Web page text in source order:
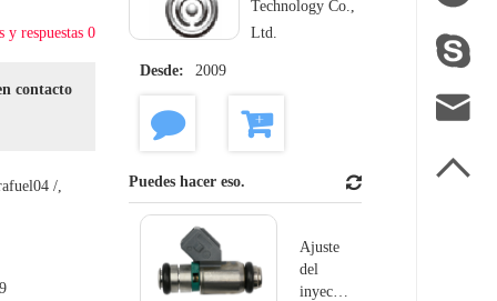



y respuestas 0
contacto
/,
Technology Co.,
Ltd.
Desde: 2009
Puedes hacer eso.
Ajuste
del
inyector